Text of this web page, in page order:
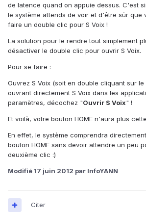
de latence quand on appuie dessus. C'est
le système attends de voir et d'être sûr que
faire un double clic pour S Voix !
La solution pour le rendre tout simplement
désactiver le double clic pour ouvrir S Voix.
Pour se faire :
Ouvrez S Voix (soit en double cliquant sur
ouvrant directement S Voix dans les
paramètres, décochez "Ouvrir S Voix" !
Et voilà, votre bouton HOME n'aura plus
En effet, le système comprendra
bouton HOME sans devoir attendre un peu
deuxième clic :)
Modifié 17 juin 2012 par InfoYANN
Citer